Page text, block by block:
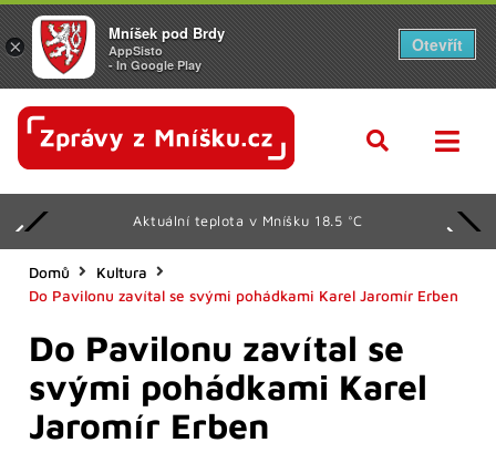
Aktuální teplota v Mníšku 18.5 °C
Domů
Kultura
Do Pavilonu zavítal se svými pohádkami Karel Jaromír Erben
Do Pavilonu zavítal se
svými pohádkami Karel
Jaromír Erben
×
Mníšek pod Brdy
AppSisto
- In Google Play
Otevřít